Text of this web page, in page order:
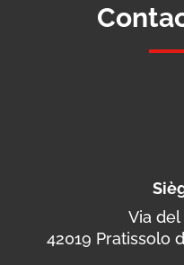
Via
42019 Pratissolo